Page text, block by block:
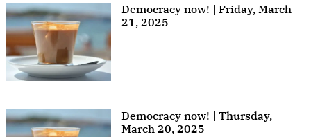
Democracy now! | Friday, March
21, 2025
Democracy now! | Thursday,
March 20, 2025